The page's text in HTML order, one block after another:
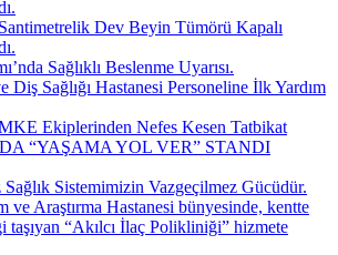
Santimetrelik Dev Beyin Tümörü Kapalı
Sağlıklı Beslenme Uyarısı.
Diş Sağlığı Hastanesi Personeline İlk Yardım
Ekiplerinden Nefes Kesen Tatbikat
“YAŞAMA YOL VER” STANDI
Sistemimizin Vazgeçilmez Gücüdür.
ve Araştırma Hastanesi bünyesinde, kentte
“Akılcı İlaç Polikliniği” hizmete